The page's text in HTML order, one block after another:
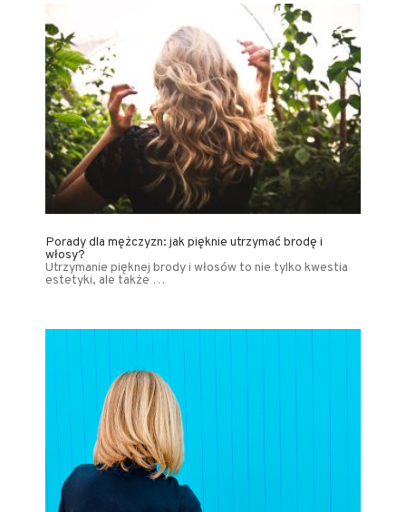
Porady dla mężczyzn: jak pięknie utrzymać brodę i
włosy?
Utrzymanie pięknej brody i włosów to nie tylko kwestia
estetyki, ale także …